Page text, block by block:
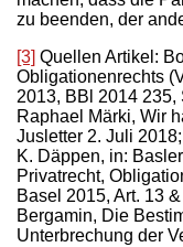
zu beenden, der
[3] Quellen Artikel:
Obligationenrechts
2013, BBl 2014 235,
Raphael Märki, Wir
Jusletter 2. Juli
K. Däppen, in:
Privatrecht,
Basel 2015, Art. 13
Bergamin, Die
Unterbrechung der